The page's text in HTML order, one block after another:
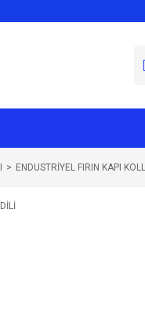
ENDUSTRİYEL FIRIN KAPI